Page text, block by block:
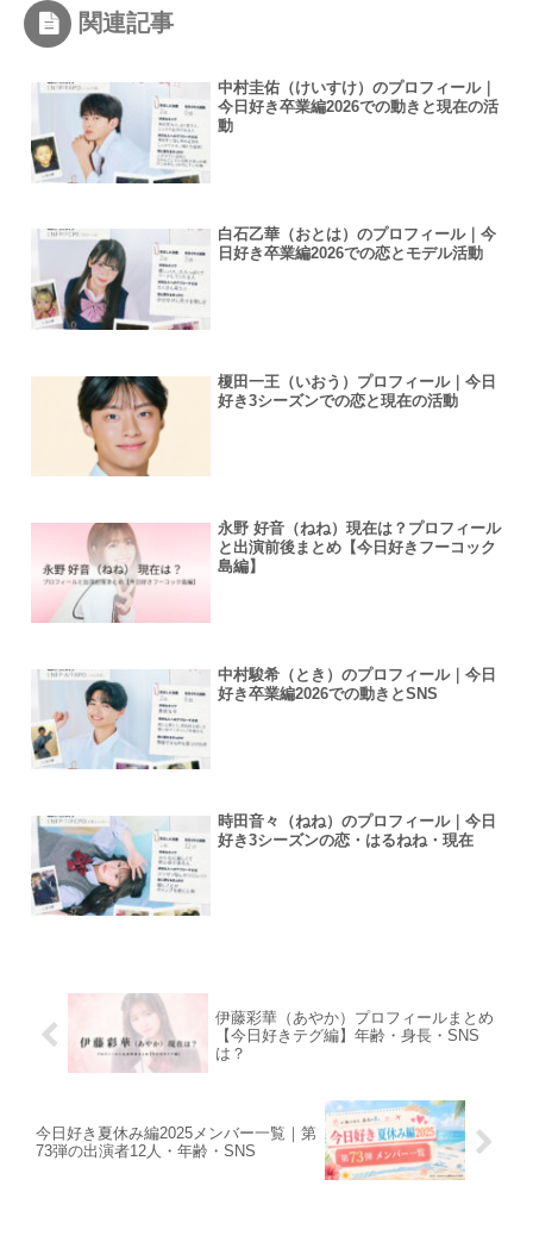
関連記事
中村圭佑（けいすけ）のプロフィール｜
今日好き卒業編2026での動きと現在の活
動
白石乙華（おとは）のプロフィール｜今
日好き卒業編2026での恋とモデル活動
榎田一王（いおう）プロフィール｜今日
好き3シーズンでの恋と現在の活動
永野 好音（ねね）現在は？プロフィール
と出演前後まとめ【今日好きフーコック
島編】
中村駿希（とき）のプロフィール｜今日
好き卒業編2026での動きとSNS
時田音々（ねね）のプロフィール｜今日
好き3シーズンの恋・はるねね・現在
伊藤彩華（あやか）プロフィールまとめ
【今日好きテグ編】年齢・身長・SNS
は？
今日好き夏休み編2025メンバー一覧｜第
73弾の出演者12人・年齢・SNS